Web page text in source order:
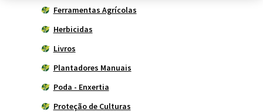
Ferramentas Agrícolas
Herbicidas
Livros
Plantadores Manuais
Poda - Enxertia
Proteção de Culturas